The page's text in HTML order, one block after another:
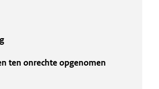
ten onrechte opgenomen